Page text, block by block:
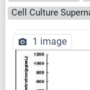
1 image